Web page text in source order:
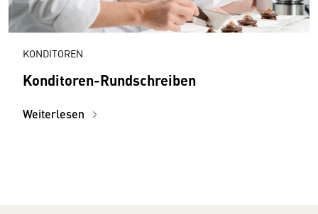
KONDITOREN
Konditoren-Rundschreiben
Weiterlesen